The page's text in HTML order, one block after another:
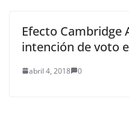
Efecto Cambridge
intención de voto
abril 4, 2018 0